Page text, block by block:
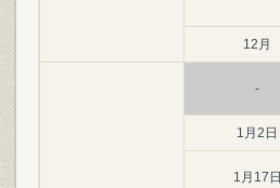
12月
-
1月2日
1月17日